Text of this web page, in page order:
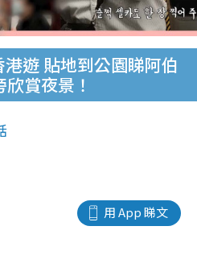
遊 貼地到公園睇阿伯
賞夜景！
用 App 睇文